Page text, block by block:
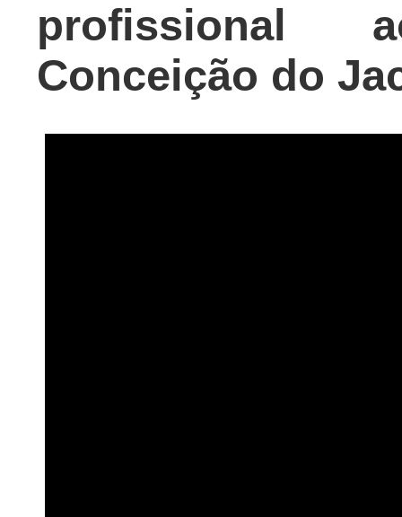
profissional
Conceição do